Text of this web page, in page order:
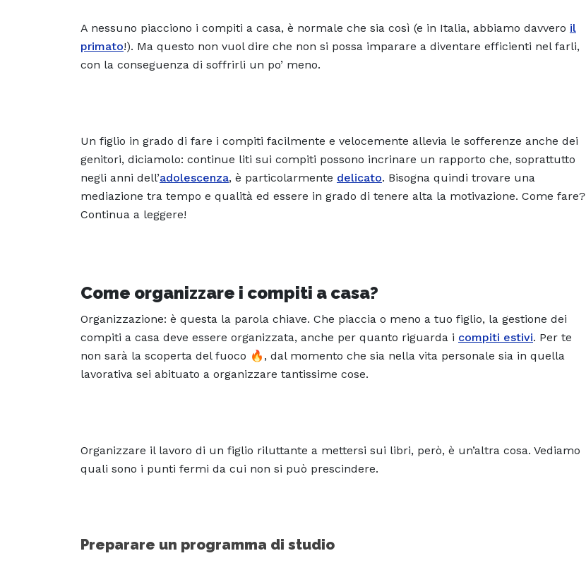
A nessuno piacciono i compiti a casa, è normale che sia così (e in Italia, abbiamo davvero il
primato!). Ma questo non vuol dire che non si possa imparare a diventare efficienti nel farli,
con la conseguenza di soffrirli un po’ meno.
Un figlio in grado di fare i compiti facilmente e velocemente allevia le sofferenze anche dei
genitori, diciamolo: continue liti sui compiti possono incrinare un rapporto che, soprattutto
negli anni dell’adolescenza, è particolarmente delicato. Bisogna quindi trovare una
mediazione tra tempo e qualità ed essere in grado di tenere alta la motivazione. Come fare?
Continua a leggere!
Come organizzare i compiti a casa?
Organizzazione: è questa la parola chiave. Che piaccia o meno a tuo figlio, la gestione dei
compiti a casa deve essere organizzata, anche per quanto riguarda i compiti estivi. Per te
non sarà la scoperta del fuoco 🔥, dal momento che sia nella vita personale sia in quella
lavorativa sei abituato a organizzare tantissime cose.
Organizzare il lavoro di un figlio riluttante a mettersi sui libri, però, è un’altra cosa. Vediamo
quali sono i punti fermi da cui non si può prescindere.
Preparare un programma di studio